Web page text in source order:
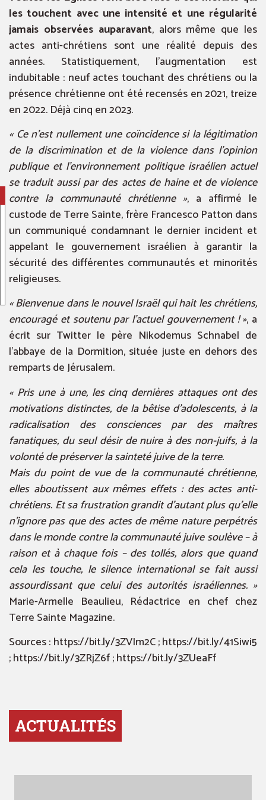
les touchent avec une intensité et une régularité
jamais observées auparavant, alors même que les
actes anti-chrétiens sont une réalité depuis des
années. Statistiquement, l’augmentation est
indubitable : neuf actes touchant des chrétiens ou la
présence chrétienne ont été recensés en 2021, treize
en 2022. Déjà cinq en 2023.
« Ce n’est nullement une coïncidence si la légitimation
de la discrimination et de la violence dans l’opinion
publique et l’environnement politique israélien actuel
se traduit aussi par des actes de haine et de violence
contre la communauté chrétienne », a affirmé le
custode de Terre Sainte, frère Francesco Patton dans
un communiqué condamnant le dernier incident et
appelant le gouvernement israélien à garantir la
sécurité des différentes communautés et minorités
religieuses.
« Bienvenue dans le nouvel Israël qui hait les chrétiens,
encouragé et soutenu par l’actuel gouvernement ! », a
écrit sur Twitter le père Nikodemus Schnabel de
l’abbaye de la Dormition, située juste en dehors des
remparts de Jérusalem.
« Pris une à une, les cinq dernières attaques ont des
motivations distinctes, de la bêtise d’adolescents, à la
radicalisation des consciences par des maîtres
fanatiques, du seul désir de nuire à des non-juifs, à la
volonté de préserver la sainteté juive de la terre.
Mais du point de vue de la communauté chrétienne,
elles aboutissent aux mêmes effets : des actes anti-
chrétiens. Et sa frustration grandit d’autant plus qu’elle
n’ignore pas que des actes de même nature perpétrés
dans le monde contre la communauté juive soulève – à
raison et à chaque fois – des tollés, alors que quand
cela les touche, le silence international se fait aussi
assourdissant que celui des autorités israéliennes. »
Marie-Armelle Beaulieu, Rédactrice en chef chez
Terre Sainte Magazine.
Sources : https://bit.ly/3ZVIm2C ; https://bit.ly/41Siwi5
; https://bit.ly/3ZRjZ6f ; https://bit.ly/3ZUeaFf
ACTUALITÉS